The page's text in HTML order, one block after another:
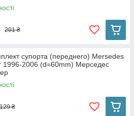
201 ₴
супорта (переднего) Mersedes
1996-2006 (d=60mm) Мерседес
129 ₴